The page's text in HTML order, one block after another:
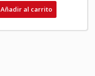
Añadir al carrito